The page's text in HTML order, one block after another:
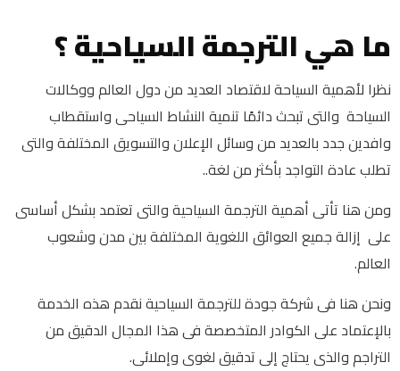
ما هي الترجمة السياحية ؟
نظرا لأهمية السياحة لاقتصاد العديد من دول العالم ووكالات
السياحة والتى تبحث دائمًا تنمية النشاط السياحى واستقطاب
وافدين جدد بالعديد من وسائل الإعلان والتسويق المختلفة والتى
تطلب عادة التواجد بأكثر من لغة..
ومن هنا تأتى أهمية الترجمة السياحية والتى تعتمد بشكل أساسى
على إزالة جميع العوائق اللغوية المختلفة بين مدن وشعوب
العالم.
ونحن هنا فى شركة جودة للترجمة السياحية نقدم هذه الخدمة
بالإعتماد على الكوادر المتخصصة فى هذا المجال الدقيق من
التراجم والذى يحتاج إلى تدقيق لغوى وإملائى.